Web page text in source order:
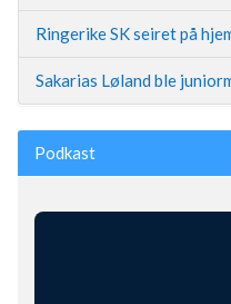
Ringerike SK seiret på
Sakarias Løland ble
Podkast